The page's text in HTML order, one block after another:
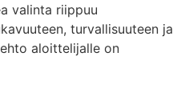
valinta riippuu
turvallisuuteen ja
aloittelijalle on